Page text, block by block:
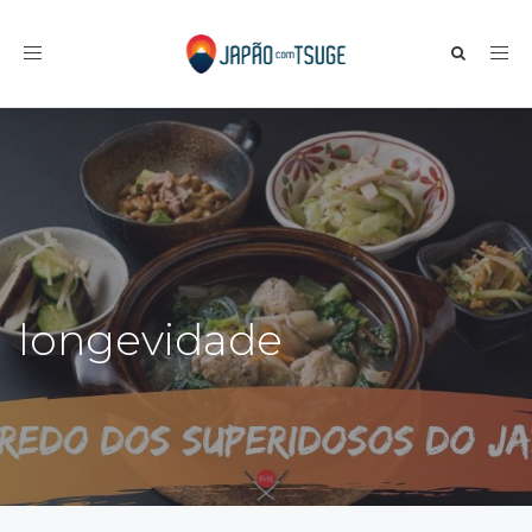
Toggle navigation
longevidade